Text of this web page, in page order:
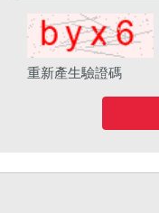
重新產生驗證碼